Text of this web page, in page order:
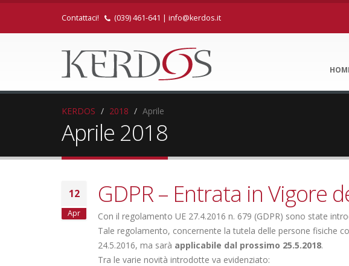
Contattaci! (039) 461-641 | info@kerdos.it
KERDOS 2018 Aprile
Aprile 2018
12
Apr
GDPR – Entrata in Vigore
Con il regolamento UE 27.4.2016 n. 679 (GDPR) sono state
Tale regolamento, concernente la tutela delle persone fisiche
24.5.2016, ma sarà applicabile dal prossimo 25.5.2018.
Tra le varie novità introdotte va evidenziato: